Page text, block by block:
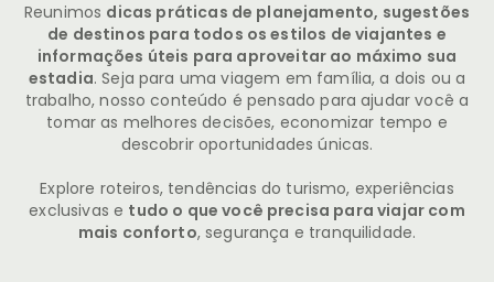
Reunimos dicas práticas de planejamento, sugestões
de destinos para todos os estilos de viajantes e
informações úteis para aproveitar ao máximo sua
estadia. Seja para uma viagem em família, a dois ou a
trabalho, nosso conteúdo é pensado para ajudar você a
tomar as melhores decisões, economizar tempo e
descobrir oportunidades únicas.
Explore roteiros, tendências do turismo, experiências
exclusivas e tudo o que você precisa para viajar com
mais conforto, segurança e tranquilidade.